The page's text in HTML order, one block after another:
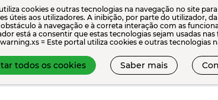
cookies e outras tecnologias na navegação no site
úteis aos utilizadores. A inibição, por parte do utilizador,
à navegação e à correta interação com as
está a consentir que estas tecnologias sejam usadas
= Este portal utiliza cookies e outras tecnologias
todos os cookies Saber mais